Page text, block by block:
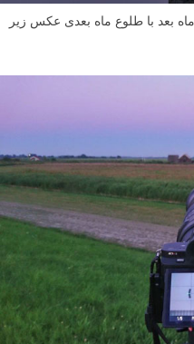
بعد با طلوع ماه بعدی عکس زیر